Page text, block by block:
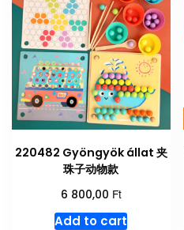
220482 Gyöngyök állat 夹
珠子动物款
6 800,00 Ft
Add to cart